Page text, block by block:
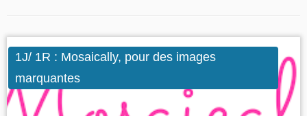
1J/ 1R : Mosaically, pour des images
marquantes